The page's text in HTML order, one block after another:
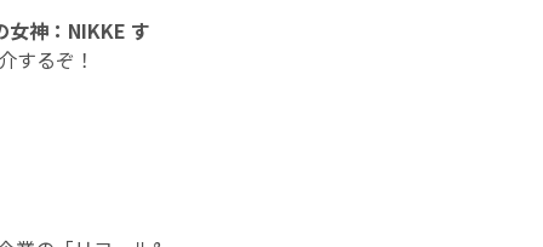
女神：NIKKE す
するぞ！